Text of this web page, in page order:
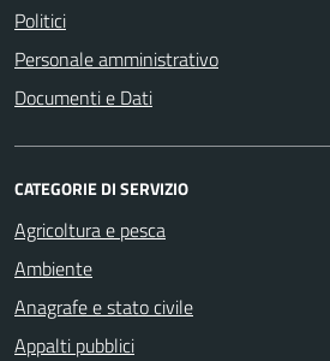
Politici
Personale amministrativo
Documenti e Dati
CATEGORIE DI SERVIZIO
Agricoltura e pesca
Ambiente
Anagrafe e stato civile
Appalti pubblici